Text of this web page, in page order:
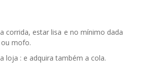
corrida, estar lisa e no mínimo dada
ou mofo.
loja : e adquira também a cola.